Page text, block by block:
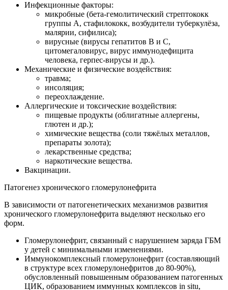
Инфекционные факторы:
микробные (бета-гемолитический стрептококк
группы А, стафилококк, возбудители туберкулёза,
малярии, сифилиса);
вирусные (вирусы гепатитов В и С,
цитомегаловирус, вирус иммунодефицита
человека, герпес-вирусы и др.).
Механические и физические воздействия:
травма;
инсоляция;
переохлаждение.
Аллергические и токсические воздействия:
пищевые продукты (облигатные аллергены,
глютен и др.);
химические вещества (соли тяжёлых металлов,
препараты золота);
лекарственные средства;
наркотические вещества.
Вакцинации.
Патогенез хронического гломерулонефрита
В зависимости от патогенетических механизмов развития
хронического гломерулонефрита выделяют несколько его
форм.
Гломерулонефрит, связанный с нарушением заряда ГБМ
у детей с минимальными изменениями.
Иммунокомплексный гломерулонефрит (составляющий
в структуре всех гломерулонефритов до 80-90%),
обусловленный повышенным образованием патогенных
ЦИК, образованием иммунных комплексов in situ,